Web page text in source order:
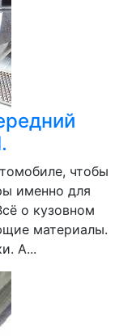
чтобы
именно для
о кузовном
материалы.
А...